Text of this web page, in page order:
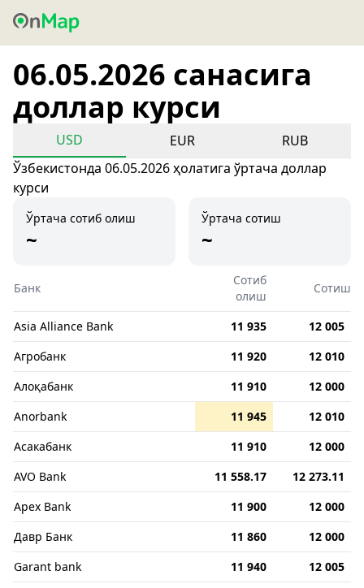
06.05.2026 санасига
доллар курси
USD EUR
RUB
Ўзбекистонда 06.05.2026 ҳолатига ўртача доллар
курси
Ўртача сотиб олиш
~
Ўртача сотиш
~
Банк
Сотиб
олиш
Сотиш
Asia Alliance Bank 11 935
12 005
Агробанк
11 920
12 010
Алоқабанк
11 910
12 000
Anorbank
11 945
12 010
Асакабанк
11 910
12 000
AVO Bank
11 558.17
12 273.11
Apex Bank
11 900
12 000
Давр Банк
11 860
12 000
Garant bank
11 940
12 005